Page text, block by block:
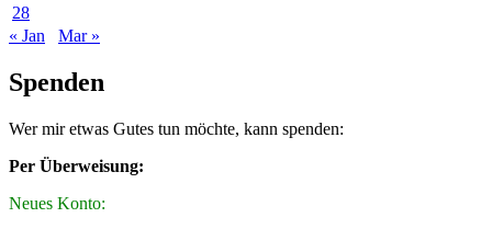
28
« Jan
Mar »
Spenden
Wer mir etwas Gutes tun möchte, kann spenden:
Per Überweisung:
Neues Konto: